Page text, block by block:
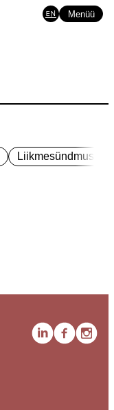
EN Menüü
Liikmesündmus